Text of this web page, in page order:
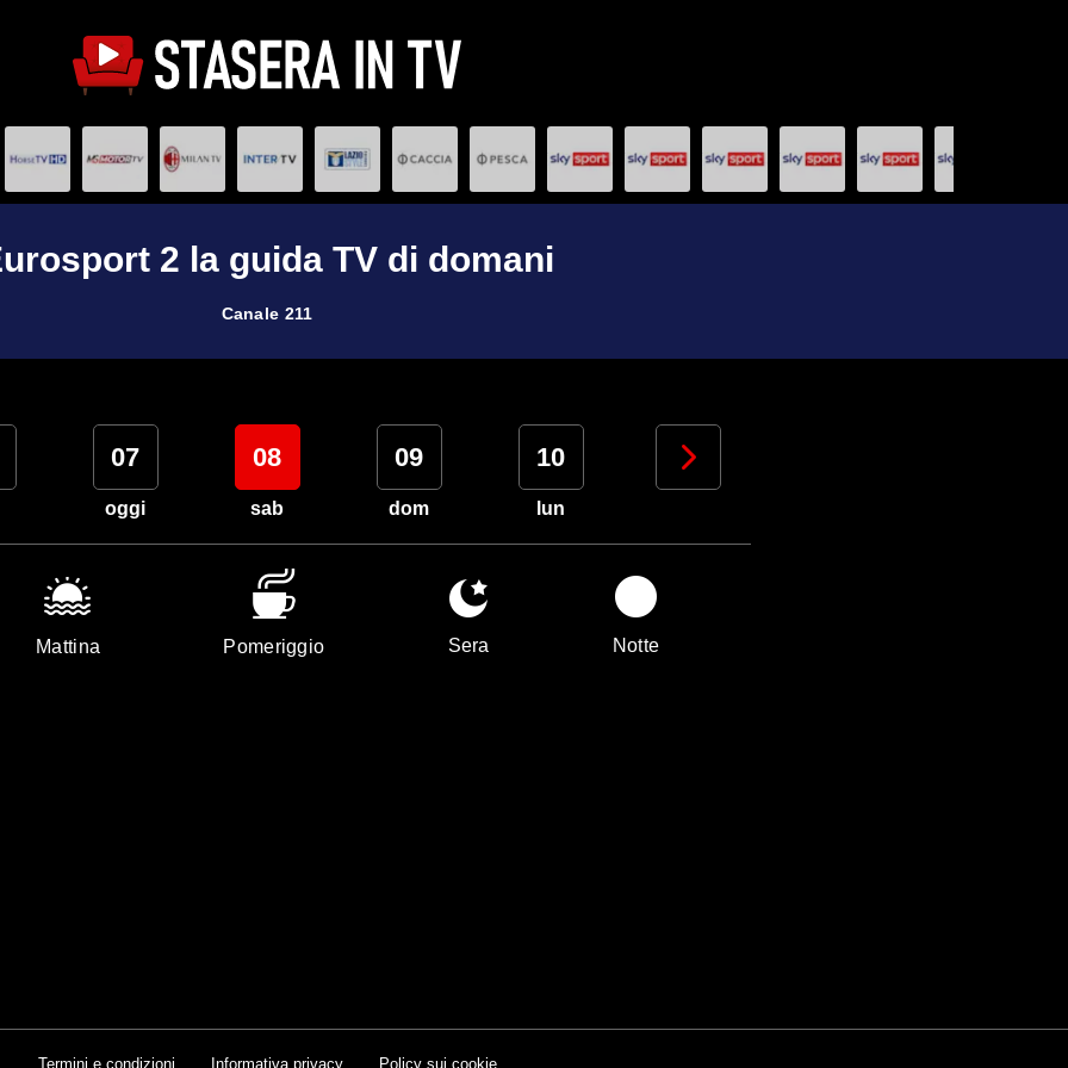
2 la guida TV di domani
Canale 211
07
oggi
08
sab
09
dom
10
lun
11
Mattina Pomeriggio Sera Notte
Termini e condizioni Informativa privacy Policy sui cookie